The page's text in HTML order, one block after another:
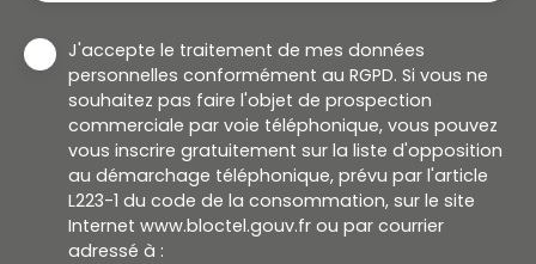
J'accepte le traitement de mes données
personnelles conformément au RGPD. Si vous ne
souhaitez pas faire l'objet de prospection
commerciale par voie téléphonique, vous pouvez
vous inscrire gratuitement sur la liste d'opposition
au démarchage téléphonique, prévu par l'article
L223-1 du code de la consommation, sur le site
Internet www.bloctel.gouv.fr ou par courrier
adressé à :